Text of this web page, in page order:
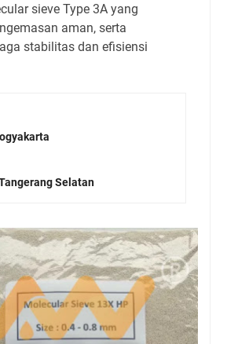
sieve Type 3A yang
aman, serta
stabilitas dan efisiensi
Selatan